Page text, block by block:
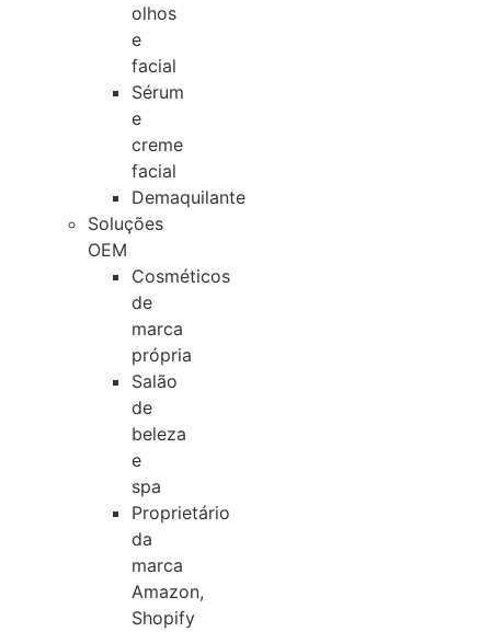
olhos
e
facial
Sérum
e
creme
facial
Demaquilante
Soluções
OEM
Cosméticos
de
marca
própria
Salão
de
beleza
e
spa
Proprietário
da
marca
Amazon,
Shopify